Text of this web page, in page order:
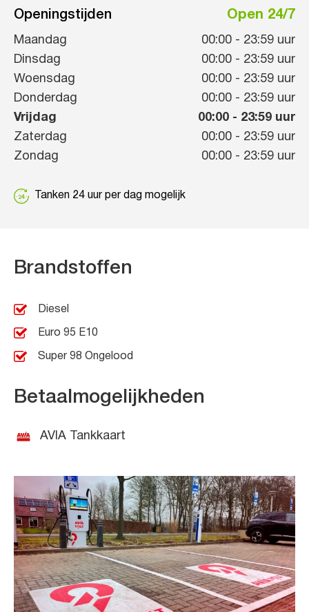
Openingstijden Open 24/7
Maandag 00:00 - 23:59 uur
Dinsdag
00:00 - 23:59 uur
Woensdag
00:00 - 23:59 uur
Donderdag
00:00 - 23:59 uur
Vrijdag
00:00 - 23:59 uur
Zaterdag
00:00 - 23:59 uur
Zondag
00:00 - 23:59 uur
Tanken 24 uur per dag mogelijk
Brandstoffen
Diesel
Euro 95 E10
Super 98 Ongelood
Betaalmogelijkheden
AVIA Tankkaart